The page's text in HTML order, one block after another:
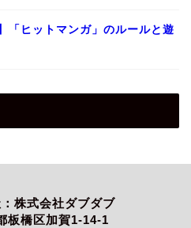
「ヒットマンガ」のルールと遊
株式会社ダブダブ
板橋区加賀1-14-1